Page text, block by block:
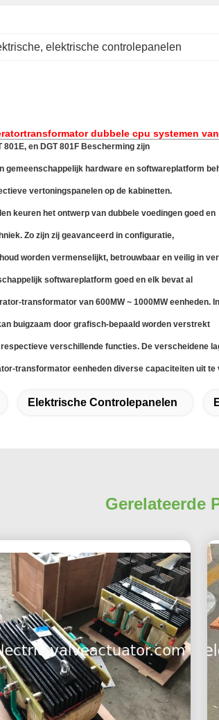
, elektrische controlepanelen
dubbele cpu systemen
801E, en DGT 801F Bescherming zijn
gemeenschappelijk hardware en softwareplatform
vertoningspanelen op de kabinetten.
keuren het ontwerp van dubbele voedingen goed en
Zo zijn zij geavanceerd in configuratie,
worden vermenselijkt, betrouwbaar en veilig in
softwareplatform goed en elk bevat al
transformator van 600MW ~ 1000MW eenheden.
buigzaam door grafisch-bepaald worden verstrekt
verschillende functies. De verscheidene
transformator eenheden diverse capaciteiten uit te
Elektrische Controlepanelen
Gerelateerde